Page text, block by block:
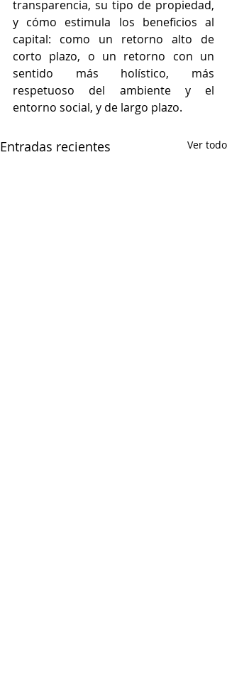
transparencia, su tipo de propiedad,
y cómo estimula los beneficios al
capital: como un retorno alto de
corto plazo, o un retorno con un
sentido más holístico, más
respetuoso del ambiente y el
entorno social, y de largo plazo.
Entradas recientes Ver todo